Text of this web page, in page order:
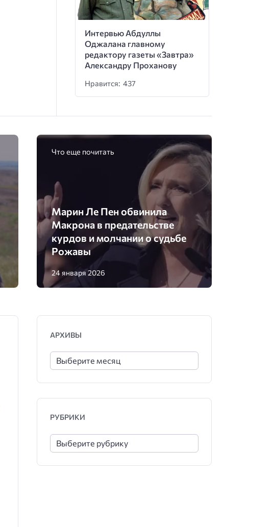
Интервью Абдуллы
Оджалана главному
редактору газеты «Завтра»
Александру Проханову
Нравится: 437
Что еще почитать
Марин Ле Пен обвинила
Макрона в предательстве
курдов и молчании о судьбе
Рожавы
24 января 2026
АРХИВЫ
РУБРИКИ